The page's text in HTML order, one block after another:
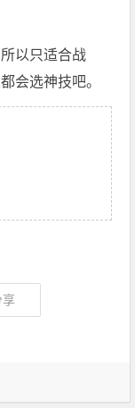
以只适合战
会选神技吧。
享